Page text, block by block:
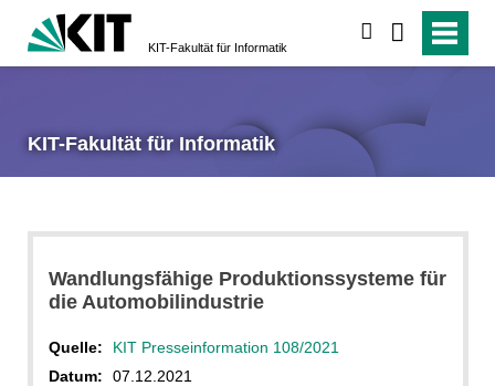
KIT-Fakultät für Informatik
KIT-Fakultät für Informatik
Wandlungsfähige Produktionssysteme für
die Automobilindustrie
Quelle:
KIT Presseinformation 108/2021
Datum:
07.12.2021